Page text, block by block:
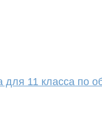
для 11 класса по